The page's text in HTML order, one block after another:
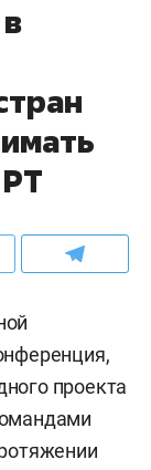
проекта